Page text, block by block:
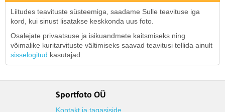
Liitudes teavituste süsteemiga, saadame Sulle teavituse iga
kord, kui sinust lisatakse keskkonda uus foto.
Osalejate privaatsuse ja isikuandmete kaitsmiseks ning
võimalike kuritarvituste vältimiseks saavad teavitusi tellida ainult
sisselogitud kasutajad.
Sportfoto OÜ
Kontakt ja tagasiside